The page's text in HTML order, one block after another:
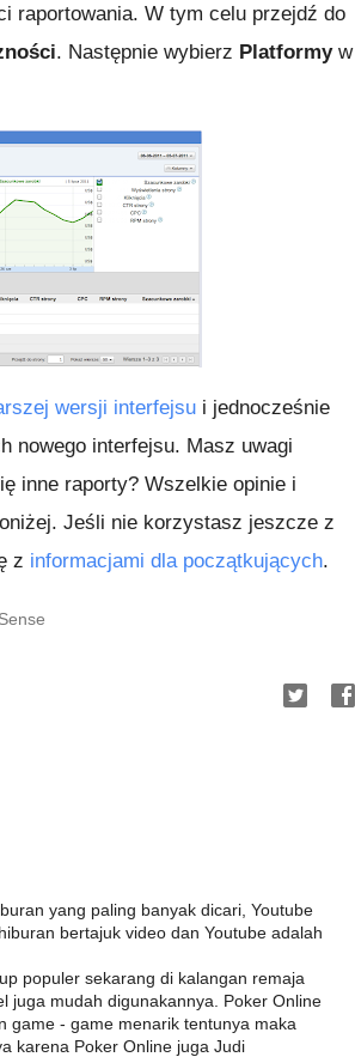
raportowania. W tym celu przejdź do
. Następnie wybierz Platformyw
wersji interfejsu i jednocześnie
nowego interfejsu. Masz uwagi
inne raporty? Wszelkie opinie i
Jeśli nie korzystasz jeszcze z
z informacjami dla początkujących.
yang paling banyak dicari, Youtube
bertajuk video dan Youtube adalah
populer sekarang di kalangan remaja
juga mudah digunakannya. Poker Online
game - game menarik tentunya maka
karena Poker Online juga Judi